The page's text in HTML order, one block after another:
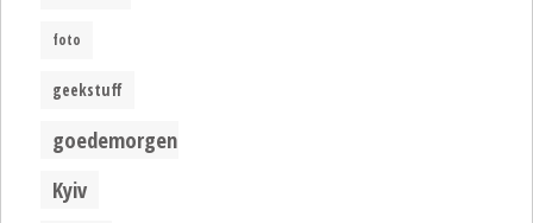
foto
geekstuff
goedemorgen
Kyiv